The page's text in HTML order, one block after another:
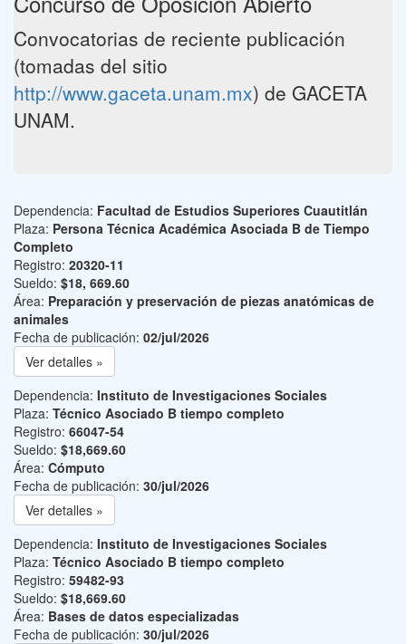
Convocatorias de reciente publicación
(tomadas del sitio
http://www.gaceta.unam.mx) de GACETA
UNAM.
Dependencia: Facultad de Estudios Superiores Cuautitlán
Plaza: Persona Técnica Académica Asociada B de Tiempo
Completo
Registro: 20320-11
Sueldo: $18, 669.60
Área: Preparación y preservación de piezas anatómicas de
animales
Fecha de publicación: 02/jul/2026
Ver detalles »
Dependencia: Instituto de Investigaciones Sociales
Plaza: Técnico Asociado B tiempo completo
Registro: 66047-54
Sueldo: $18,669.60
Área: Cómputo
Fecha de publicación: 30/jul/2026
Ver detalles »
Dependencia: Instituto de Investigaciones Sociales
Plaza: Técnico Asociado B tiempo completo
Registro: 59482-93
Sueldo: $18,669.60
Área: Bases de datos especializadas
Fecha de publicación: 30/jul/2026